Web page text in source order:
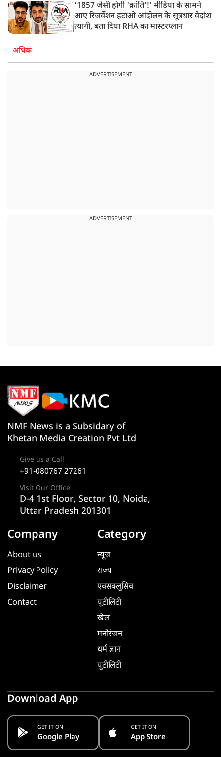
'1857 जैसी होगी 'क्रांति'!' मीडिया के सामने
आए रिजर्वेशन हटाओ आंदोलन के सूत्रधार वेदांश
त्यागी, बता दिया RHA का मास्टरप्लान
अधिक
ADVERTISEMENT
ADVERTISEMENT
NMF News is a Subsidary of
Khetan Media Creation Pvt Ltd
Give us a Call
+91-080767 27261
Visit Our Office
D-4 1st Floor, Sector 10, Noida,
Uttar Pradesh 201301
Company
About us
Privacy Policy
Disclaimer
Contact
Category
न्यूज
राज्य
एक्सक्लूसिव
यूटीलिटी
खेल
मनोरंजन
धर्म ज्ञान
यूटीलिटी
Download App
GET IT ON
Google Play
GET IT ON
App Store